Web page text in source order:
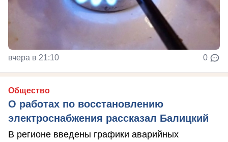
вчера в 21:10 0
Общество
О работах по восстановлению
электроснабжения рассказал Балицкий
В регионе введены графики аварийных